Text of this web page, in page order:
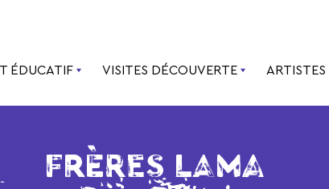
ÉDUCATIF VISITES DÉCOUVERTE ARTISTES
FRÈRES LAMA